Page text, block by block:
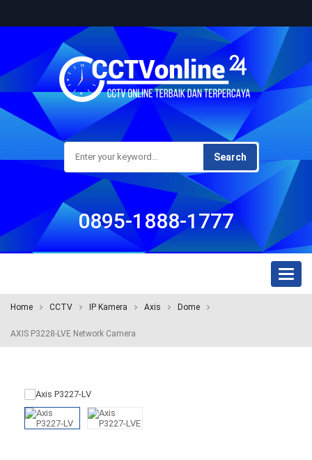
Search
0895-1888-1777
Home CCTV IP Kamera Axis Dome
AXIS P3228-LVE Network Camera